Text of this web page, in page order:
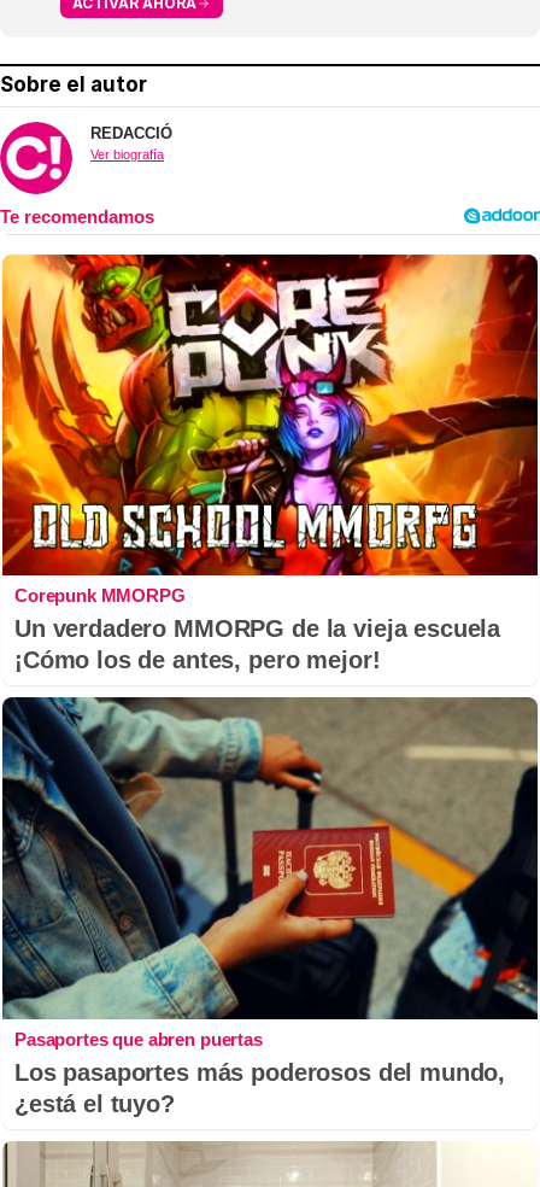
Sobre el autor
REDACCIÓ
Ver biografía
Corepunk MMORPG
Un verdadero MMORPG de la vieja escuela
¡Cómo los de antes, pero mejor!
Pasaportes que abren puertas
Los pasaportes más poderosos del mundo,
¿está el tuyo?